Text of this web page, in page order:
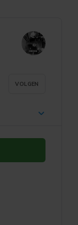
VOLGEN
01-